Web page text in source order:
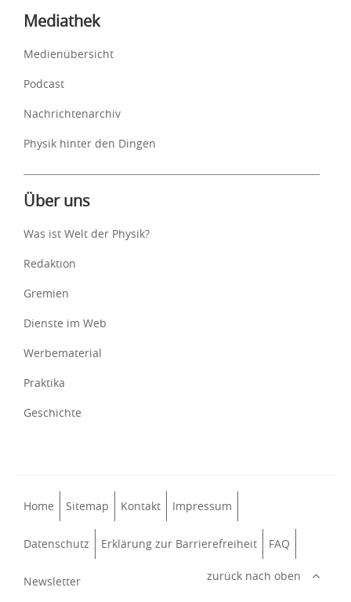
Mediathek
Medienübersicht
Podcast
Nachrichtenarchiv
Physik hinter den Dingen
Über uns
Was ist Welt der Physik?
Redaktion
Gremien
Dienste im Web
Werbematerial
Praktika
Geschichte
Home Sitemap Kontakt Impressum
Datenschutz Erklärung zur Barrierefreiheit FAQ
Newsletter zurück nach oben